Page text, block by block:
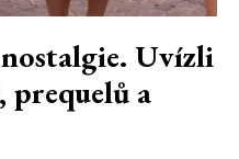
Uvízli
prequelů a